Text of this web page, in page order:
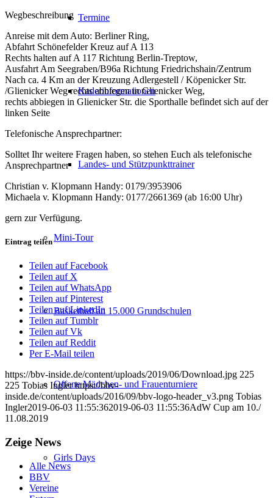
Termine
Kaderinformationen
Landes- und Stützpunkttrainer
Mini-Tour
Basketball an 15.000 Grundschulen
Offene Mädchen- und Frauenturniere
Girls Days
Wegbeschreibung
Anreise mit dem Auto: Berliner Ring,
Abfahrt Schönefelder Kreuz auf A 113
Rechts halten auf A 117 Richtung Berlin-Treptow,
Ausfahrt Am Seegraben/B96a Richtung Friedrichshain/Zentrum
Nach ca. 4 Km an der Kreuzung Adlergestell / Köpenicker Str.
/Glienicker Weg rechts abbiegen in Glienicker Weg,
rechts abbiegen in Glienicker Str. die Sporthalle befindet sich auf der
linken Seite
Telefonische Ansprechpartner:
Solltet Ihr weitere Fragen haben, so stehen Euch als telefonische
Ansprechpartner
Christian v. Klopmann Handy: 0179/3953906
Michaela v. Klopmann Handy: 0177/2661369 (ab 16:00 Uhr)
gern zur Verfügung.
Eintrag teilen
Teilen auf Facebook
Teilen auf X
Teilen auf WhatsApp
Teilen auf Pinterest
Teilen auf LinkedIn
Teilen auf Tumblr
Teilen auf Vk
Teilen auf Reddit
Per E-Mail teilen
https://bbv-inside.de/content/uploads/2019/06/Download.jpg 225
225 Tobias Ingler https://bbv-
inside.de/content/uploads/2016/09/bbv-logo-header_v3.png Tobias
Ingler2019-06-03 11:55:362019-06-03 11:55:36AdW Cup am 10./
11.08.2019
Zeige News
Alle News
BBV
Vereine